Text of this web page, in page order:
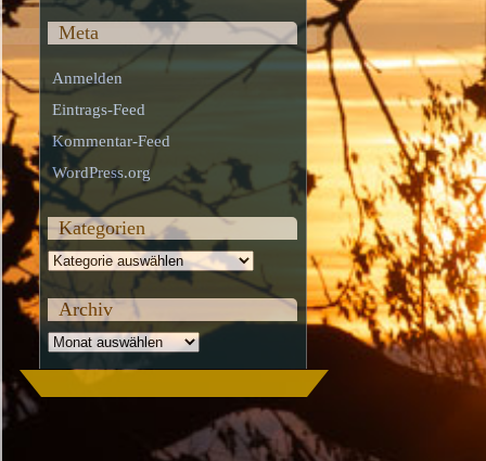
Meta
Anmelden
Eintrags-Feed
Kommentar-Feed
WordPress.org
Kategorien
Kategorien
Archiv
Archiv